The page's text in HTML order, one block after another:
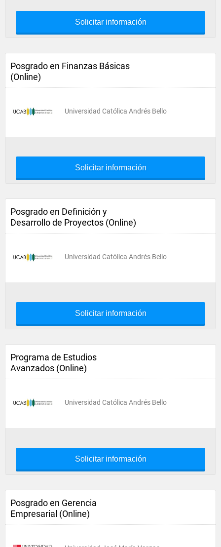
Solicitar información
Posgrado en Finanzas Básicas
(Online)
Universidad Católica Andrés Bello
Solicitar información
Posgrado en Definición y
Desarrollo de Proyectos (Online)
Universidad Católica Andrés Bello
Solicitar información
Programa de Estudios
Avanzados (Online)
Universidad Católica Andrés Bello
Solicitar información
Posgrado en Gerencia
Empresarial (Online)